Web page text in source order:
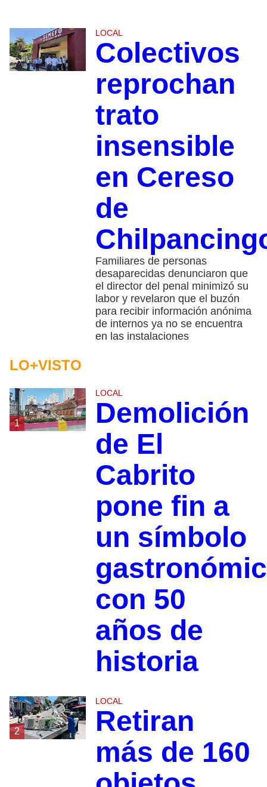
LOCAL
Colectivos
reprochan
trato
insensible
en Cereso
de
Familiares de personas
desaparecidas denunciaron que
el director del penal minimizó su
labor y revelaron que el buzón
para recibir información anónima
de internos ya no se encuentra
en las instalaciones
LO+VISTO
1
LOCAL
Demolición
de El
Cabrito
pone fin a
un símbolo
con 50
años de
historia
2
LOCAL
Retiran
más de 160